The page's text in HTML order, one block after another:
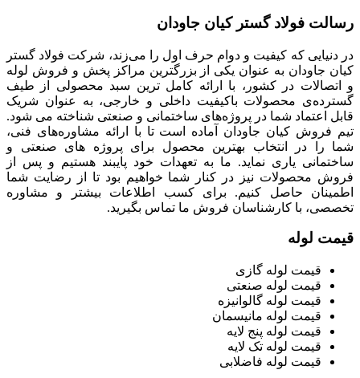
رسالت فولاد گستر کیان جاودان
در دنیایی که کیفیت و دوام حرف اول را می‌زند، شرکت فولاد گستر
کیان جاودان به عنوان یکی از بزرگترین مراکز پخش و فروش لوله
و اتصالات در کشور، با ارائه کامل ترین سبد محصولی از طیف
گسترده‌‌ی محصولات باکیفیت داخلی و خارجی، به عنوان شریک
قابل اعتماد شما در پروژه‌های ساختمانی و صنعتی شناخته می شود.
تیم فروش کیان جاودان آماده است تا با ارائه مشاوره‌های فنی،
شما را در انتخاب بهترین محصول برای پروژه های صنعتی و
ساختمانی یاری نماید. ما به تعهدات خود پایبند هستیم و پس از
فروش محصولات نیز در کنار شما خواهیم بود تا از رضایت شما
اطمینان حاصل کنیم. برای کسب اطلاعات بیشتر و مشاوره
تخصصی، با کارشناسان فروش ما تماس بگیرید.
قیمت لوله
قیمت لوله گازی
قیمت لوله صنعتی
قیمت لوله گالوانیزه
قیمت لوله مانیسمان
قیمت لوله پنج لایه
قیمت لوله تک لایه
قیمت لوله فاضلابی